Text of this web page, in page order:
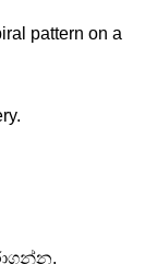
pattern on a